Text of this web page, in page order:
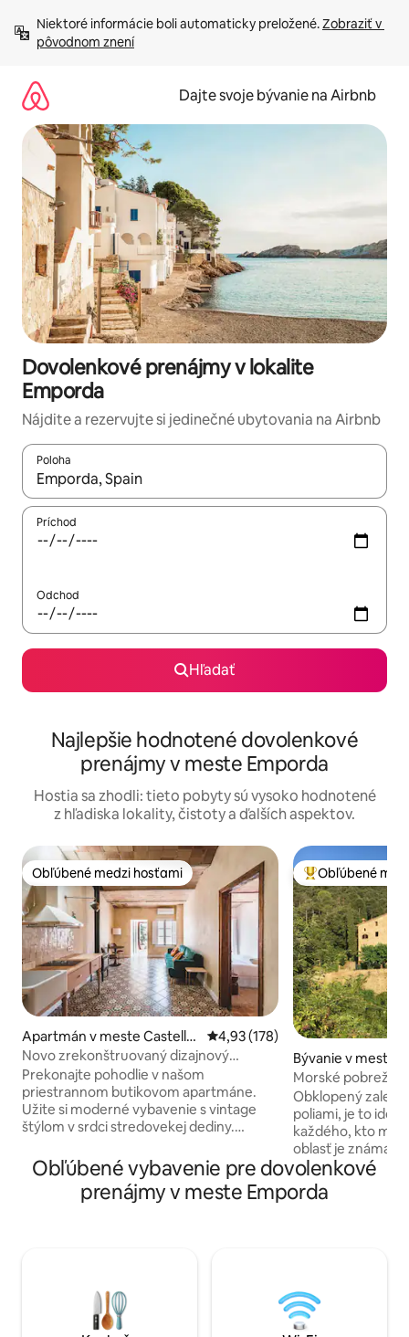
obsah.
Niektoré informácie boli automaticky preložené. Zobraziť v
pôvodnom znení
Dajte svoje bývanie na Airbnb
Dovolenkové prenájmy v lokalite
Emporda
Nájdite a rezervujte si jedinečné ubytovania na Airbnb
Poloha
Keď budú výsledky k dispozícii, môžete si ich prechádzať
Príchod
Odchod
Hľadať
Najlepšie hodnotené dovolenkové
prenájmy v meste Emporda
Hostia sa zhodli: tieto pobyty sú vysoko hodnotené
z hľadiska lokality, čistoty a ďalších aspektov.
Obľúbené medzi hosťami
Obľúbené medzi hosťami
Apartmán v meste Castelló
d'Empúries
Priemerné ohodnotenie 4,93 z
4,93 (178)
Novo zrekonštruovaný dizajnový
apartmán
Prekonajte pohodlie v našom
priestrannom butikovom apartmáne.
Užite si moderné vybavenie s vintage
štýlom v srdci stredovekej dediny.
Váš pobyt bude zahŕňať klimatizované
izby, WI-FI PRIPOJENIE NA INTERNET,
dobre vybavenú kuchyňu a veľkú terasu
gastronómia a turistika sú len niekoľkými
spôsobmi, ako si vychutnať región!
Najobľúbenejšie
Obľúbené
Bývanie v meste
lMorské pobrežie
Obklopený
poliami, je to
každého, kto
oblasť je známa
chodníkmi,
chodníkmi,
historickými
a podujatia s
nadmerným
zakázané,
Obľúbené vybavenie pre dovolenkové
prenájmy v meste Emporda